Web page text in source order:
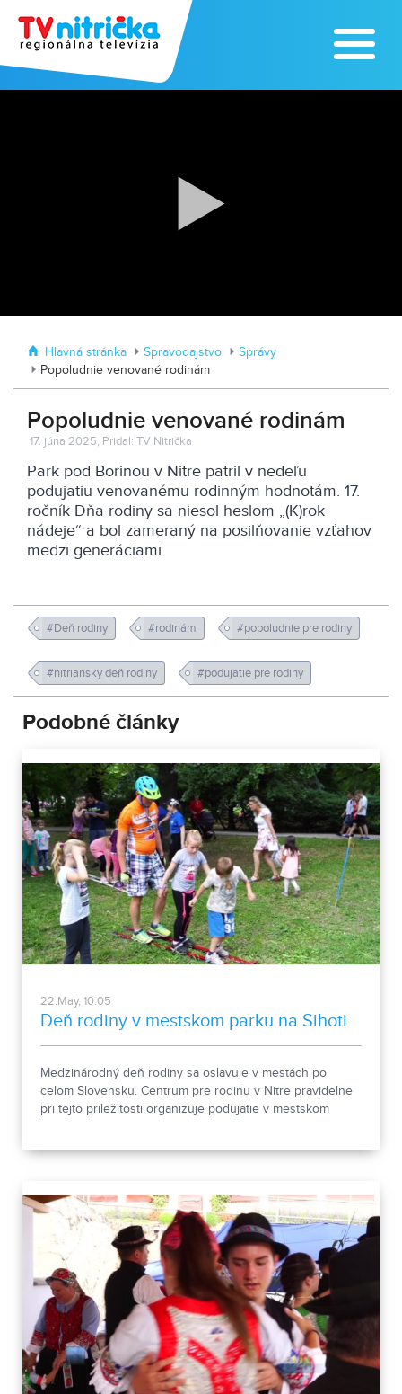
Tvrdošovciach
Hlavná stránka Spravodajstvo
Správy
Popoludnie venované rodinám
Popoludnie venované rodinám
17. júna 2025, Pridal: TV Nitrička
Park pod Borinou v Nitre patril v nedeľu
podujatiu venovanému rodinným hodnotám. 17.
ročník Dňa rodiny sa niesol heslom „(K)rok
nádeje“ a bol zameraný na posilňovanie vzťahov
medzi generáciami.
#Deň rodiny #rodinám #popoludnie pre rodiny
#nitriansky deň rodiny #podujatie pre rodiny
Podobné články
22.May, 10:05
Deň rodiny v mestskom parku na Sihoti
Medzinárodný deň rodiny sa oslavuje v mestách po
celom Slovensku. Centrum pre rodinu v Nitre pravidelne
pri tejto príležitosti organizuje podujatie v mestskom